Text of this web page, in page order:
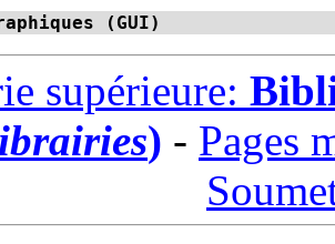
(GUI)
supérieure:
) - Pages